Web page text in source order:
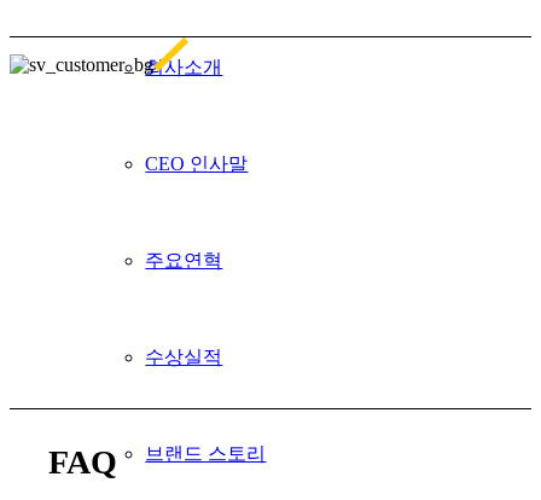
회사소개
CEO 인사말
주요연혁
수상실적
브랜드 스토리
FAQ